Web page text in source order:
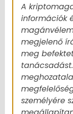
A
információk
megjelenő
meg
személyére